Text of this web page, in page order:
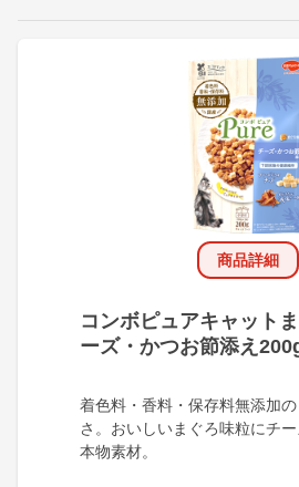
商品詳細
コンボピュアキャット
ーズ・かつお節添え
着色料・香料・保存料無添加
さ。おいしいまぐろ味粒にチ
本物素材。